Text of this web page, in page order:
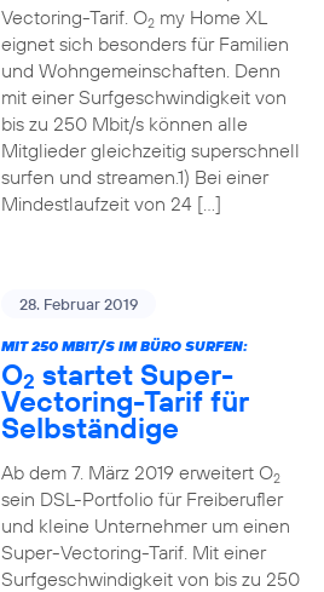
Vectoring-Tarif. O2my Home XL
eignet sich besonders für Familien
und Wohngemeinschaften. Denn
mit einer Surfgeschwindigkeit von
bis zu 250 Mbit/s können alle
Mitglieder gleichzeitig superschnell
surfen und streamen.1) Bei einer
Mindestlaufzeit von 24 […]
28. Februar 2019
MIT 250 MBIT/S IM BÜRO SURFEN:
O2 startet Super-
Vectoring-Tarif für
Selbständige
Ab dem 7. März 2019 erweitert O2
sein DSL-Portfolio für Freiberufler
und kleine Unternehmer um einen
Super-Vectoring-Tarif. Mit einer
Surfgeschwindigkeit von bis zu 250